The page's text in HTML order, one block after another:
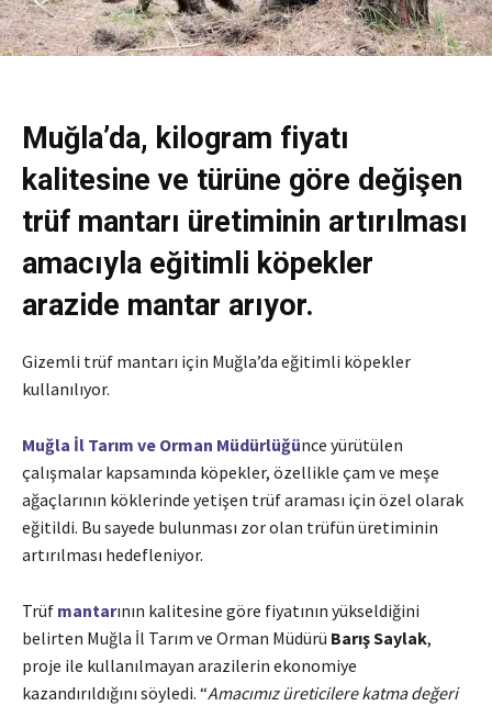
Muğla’da, kilogram fiyatı
kalitesine ve türüne göre değişen
trüf mantarı üretiminin artırılması
amacıyla eğitimli köpekler
arazide mantar arıyor.
Gizemli trüf mantarı için Muğla’da eğitimli köpekler
kullanılıyor.
Muğla İl Tarım ve Orman Müdürlüğünce yürütülen
çalışmalar kapsamında köpekler, özellikle çam ve meşe
ağaçlarının köklerinde yetişen trüf araması için özel olarak
eğitildi. Bu sayede bulunması zor olan trüfün üretiminin
artırılması hedefleniyor.
Trüf mantarının kalitesine göre fiyatının yükseldiğini
belirten Muğla İl Tarım ve Orman Müdürü Barış Saylak,
proje ile kullanılmayan arazilerin ekonomiye
kazandırıldığını söyledi. “Amacımız üreticilere katma değeri